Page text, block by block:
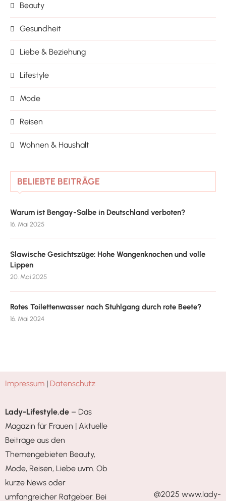
Beauty
Gesundheit
Liebe & Beziehung
Lifestyle
Mode
Reisen
Wohnen & Haushalt
BELIEBTE BEITRÄGE
Warum ist Bengay-Salbe in Deutschland verboten?
16. Mai 2025
Slawische Gesichtszüge: Hohe Wangenknochen und volle
Lippen
20. Mai 2025
Rotes Toilettenwasser nach Stuhlgang durch rote Beete?
16. Mai 2024
Impressum | Datenschutz
Lady-Lifestyle.de – Das
Magazin für Frauen | Aktuelle
Beiträge aus den
Themengebieten Beauty,
Mode, Reisen, Liebe uvm. Ob
kurze News oder
umfangreicher Ratgeber. Bei
@2025 www.lady-